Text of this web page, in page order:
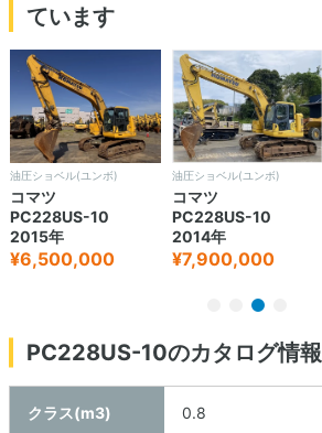
ています
油圧ショベル(ユンボ)
コマツ
PC228US-10
2015年
¥6,500,000
油圧ショベル(ユンボ)
コマツ
PC228US-10
2014年
¥7,900,000
PC228US-10のカタログ情報
クラス(m3) 0.8